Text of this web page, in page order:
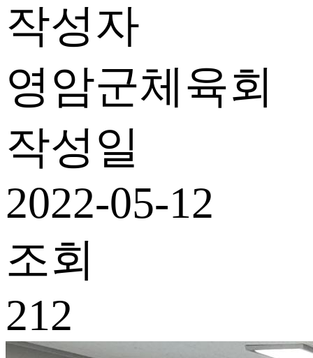
작성자
영암군체육회
작성일
2022-05-12
조회
212